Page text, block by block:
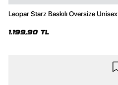
Leopar Starz Baskılı Oversize Unisex
1.199,90 TL